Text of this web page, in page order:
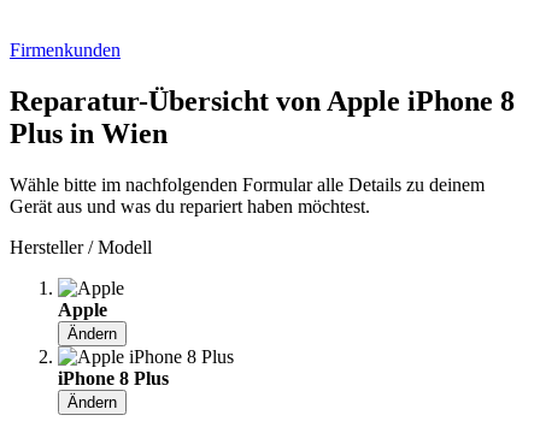
Firmenkunden
Reparatur-Übersicht von Apple iPhone 8
Plus in Wien
Wähle bitte im nachfolgenden Formular alle Details zu deinem
Gerät aus und was du repariert haben möchtest.
Hersteller / Modell
Apple
Ändern
iPhone 8 Plus
Ändern